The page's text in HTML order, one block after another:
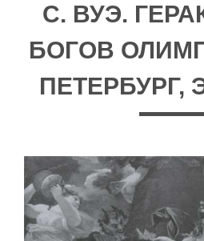
С. ВУЭ.
БОГОВ
ПЕТЕРБУРГ,